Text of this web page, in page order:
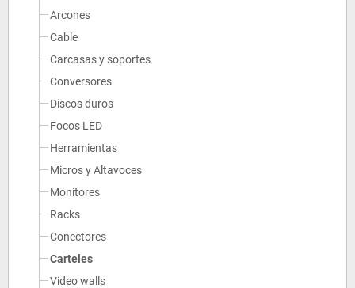
Arcones
Cable
Carcasas y soportes
Conversores
Discos duros
Focos LED
Herramientas
Micros y Altavoces
Monitores
Racks
Conectores
Carteles
Video walls